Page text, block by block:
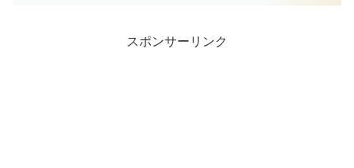
スポンサーリンク